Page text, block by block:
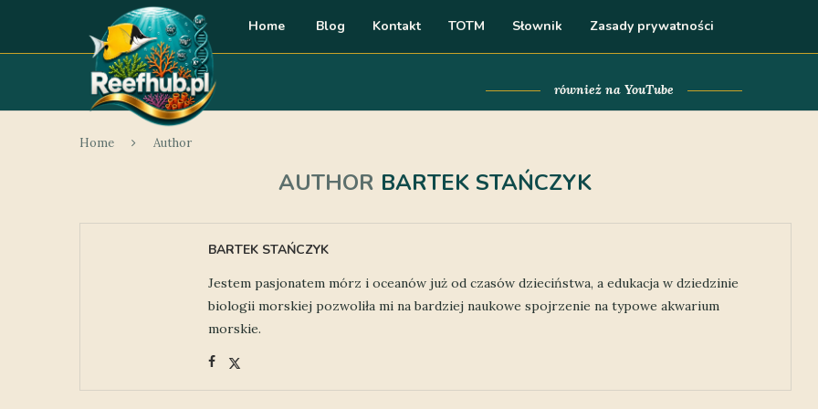
Home Blog Kontakt TOTM Słownik Zasady prywatności
również na YouTube
Home Author
AUTHOR BARTEK STAŃCZYK
BARTEK STAŃCZYK
Jestem pasjonatem mórz i oceanów już od czasów dzieciństwa, a edukacja w dziedzinie
biologii morskiej pozwoliła mi na bardziej naukowe spojrzenie na typowe akwarium
morskie.